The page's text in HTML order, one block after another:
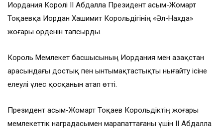
Иордания Королі ІІ Абдалла Президент Қасым-Жомарт
Тоқаевқа Иордан Хашимит Корольдігінің «Әл-Нахда»
жоғары орденін тапсырды.
Король Мемлекет басшысының Иордания мен Қазақстан
арасындағы достық пен ынтымақтастықты нығайту ісіне
елеулі үлес қосқанын атап өтті.
Президент Қасым-Жомарт Тоқаев Корольдіктің жоғары
мемлекеттік наградасымен марапаттағаны үшін ІІ Абдалла